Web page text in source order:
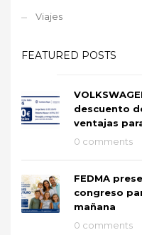
Viajes
FEATURED POSTS
descuento
ventajas
0 comments
FEDMA
congreso
mañana
0 comments